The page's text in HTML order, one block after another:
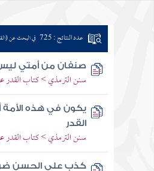
عدد النتائج : 725 في البحث عن
صنفان من أمتي ليس
سنن الترمذي > كتاب القدر
يكون في هذه
القدر
سنن الترمذي > كتاب القدر
كذب على الحسن